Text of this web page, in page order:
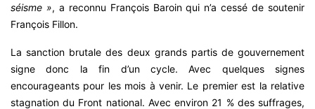
séisme », a reconnu François Baroin qui n’a cessé de soutenir
François Fillon.
La sanction brutale des deux grands partis de gouvernement
signe donc la fin d’un cycle. Avec quelques signes
encourageants pour les mois à venir. Le premier est la relative
stagnation du Front national. Avec environ 21 % des suffrages,